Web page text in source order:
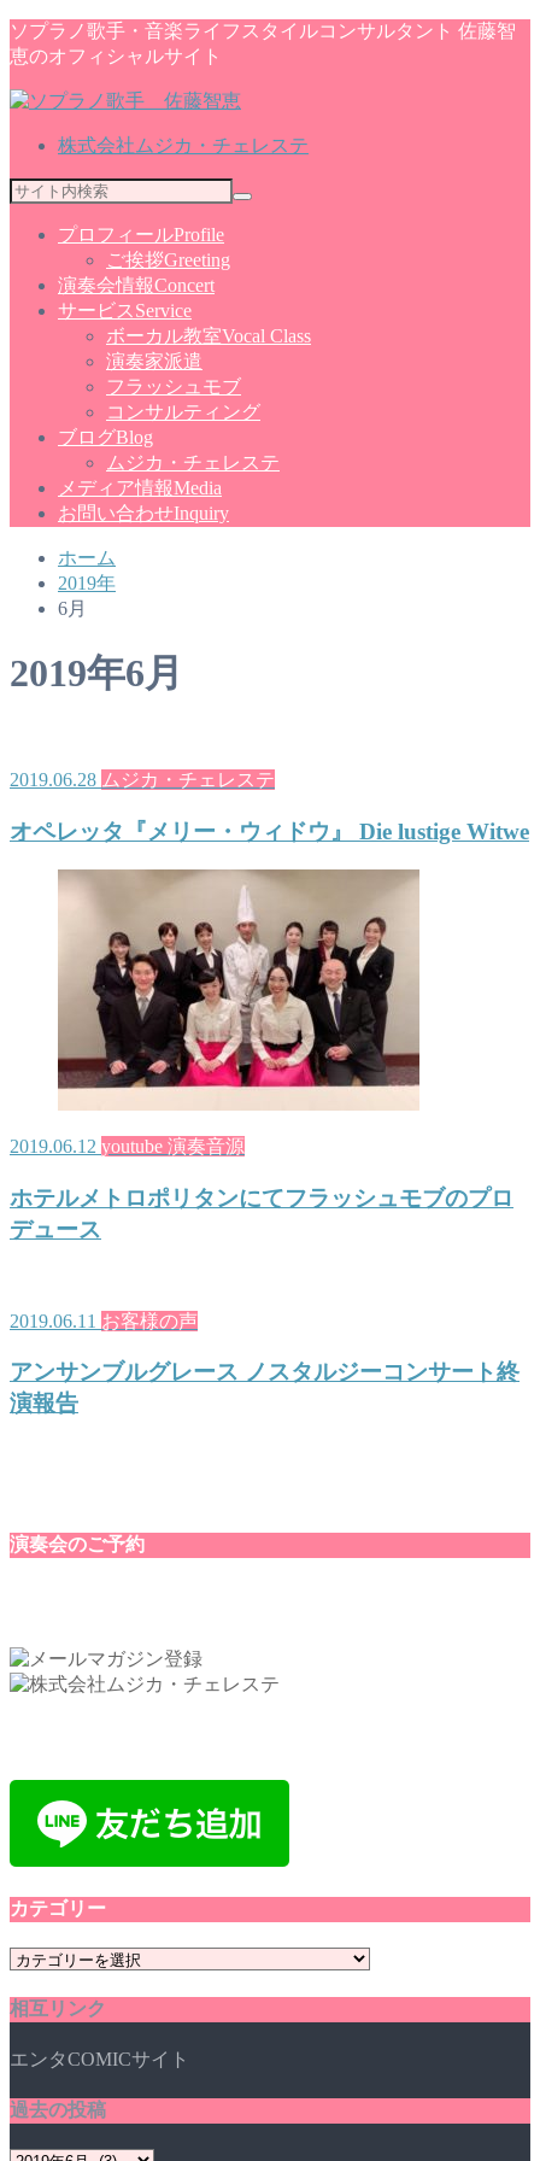
ソプラノ歌手・音楽ライフスタイルコンサルタント 佐藤智
恵のオフィシャルサイト
株式会社ムジカ・チェレステ
プロフィールProfile
ご挨拶Greeting
演奏会情報Concert
サービス Service
ボーカル教室Vocal Class
演奏家派遣
フラッシュモブ
コンサルティング
ブログBlog
ムジカ・チェレステ
メディア情報Media
お問い合わせInquiry
ホーム
2019年
6月
2019年6月
2019.06.28 ムジカ・チェレステ
オペレッタ『メリー・ウィドウ』 Die lustige Witwe
2019.06.12 youtube 演奏音源
ホテルメトロポリタンにてフラッシュモブのプロ
デュース
2019.06.11 お客様の声
アンサンブルグレース ノスタルジーコンサート終
演報告
演奏会のご予約
カテゴリー
カ
ゴ
ー
相互リンク
エンタCOMICサイト
過去の投稿